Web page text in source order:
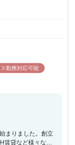
勤務対応可能
まりました。創立
貸など様々な要